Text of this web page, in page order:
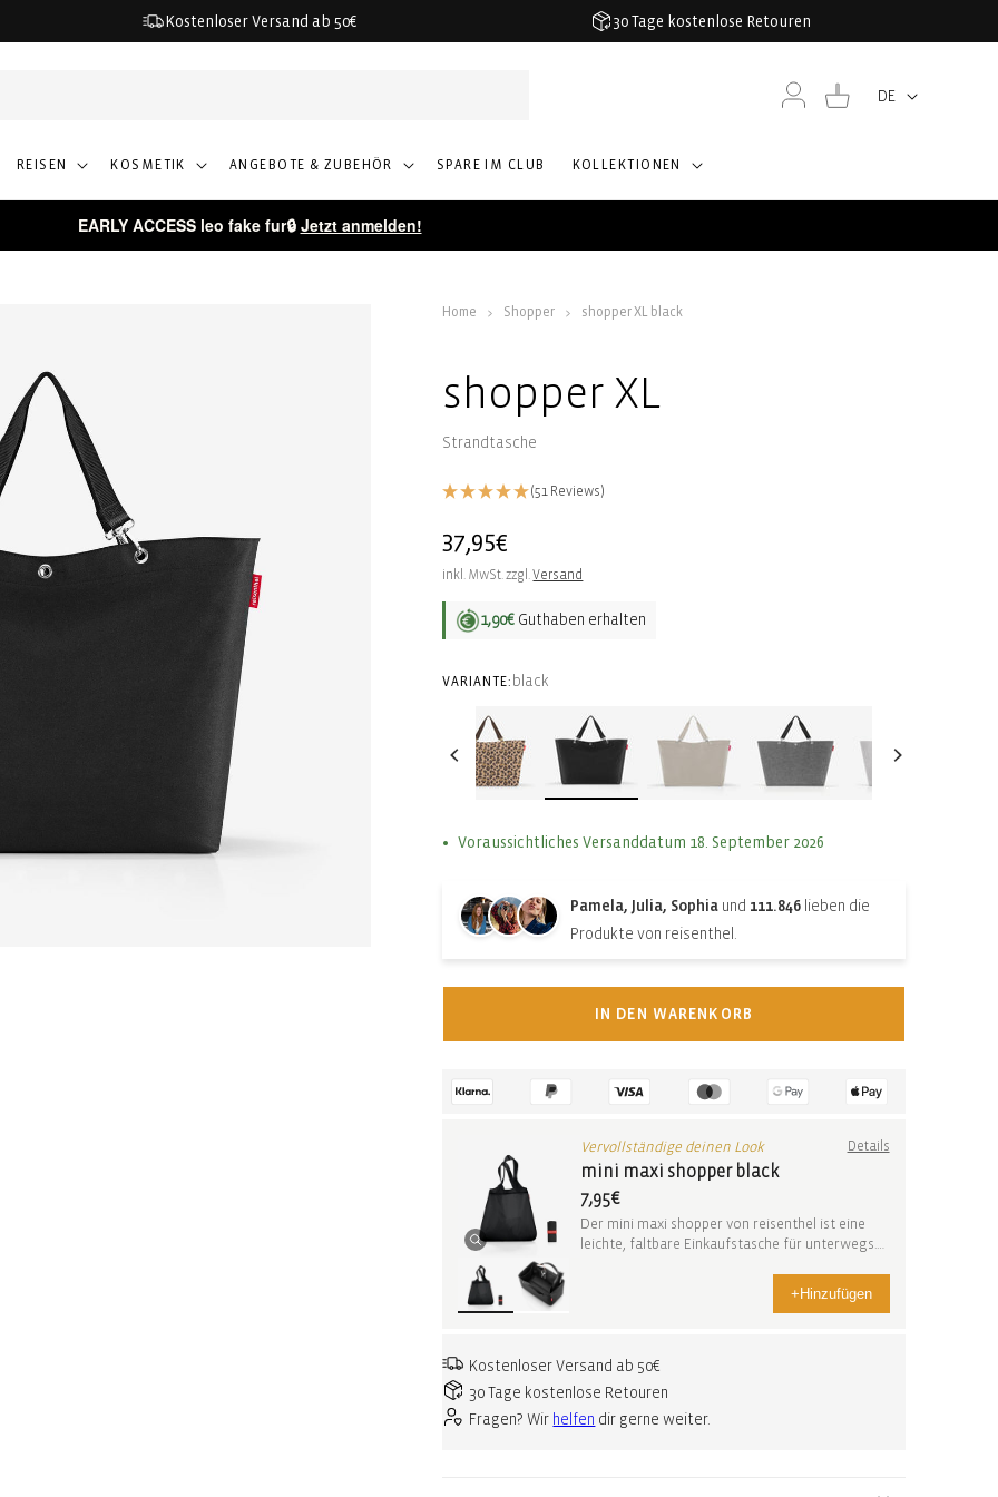
Kostenloser Versand ab 50€ 30 Tage kostenlose Retouren
REISEN KOSMETIK ANGEBOTE & ZUBEHÖR SPARE IM CLUB KOLLEKTIONEN
Sprache
DE
Einloggen
Warenkorb
EARLY ACCESS leo fake fur🔒 Jetzt anmelden!
Home Shopper shopper XL black
shopper XL
Strandtasche
(51 Reviews)
Normaler
Preis
37,95€
inkl. MwSt. zzgl.Versand
1,90€ Guthaben erhalten
VARIANTE: black
Voraussichtliches Versanddatum 18. September 2026
Pamela, Julia, Sophia und 111.846 lieben die
Produkte von reisenthel.
IN DEN WARENKORB
Vervollständige deinen Look Details
mini maxi shopper black
7,95€
Der mini maxi shopper von reisenthel ist eine
leichte, faltbare Einkaufstasche für unterwegs.
+ Hinzufügen
Kostenloser Versand ab 50€
30 Tage kostenlose Retouren
Fragen? Wir helfen dir gerne weiter.